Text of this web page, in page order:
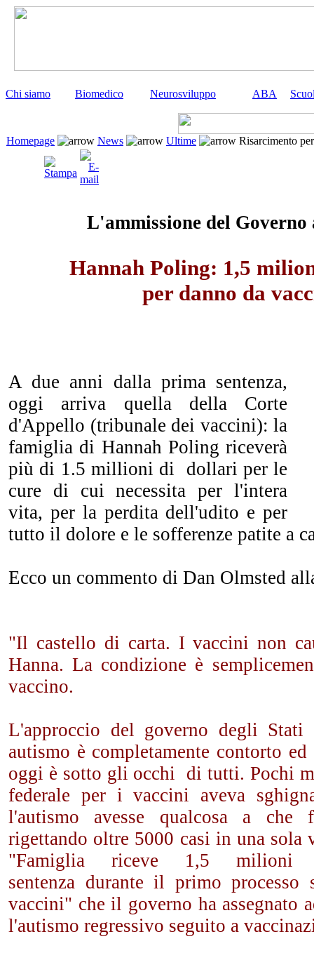
Chi siamo Biomedico Neurosviluppo ABA
Homepage News Ultime Risarcimento
L'ammissione del Governo
Hannah Poling: 1,5
per danno da
A due anni dalla prima sentenza,
oggi arriva quella della Corte
d'Appello (tribunale dei vaccini): la
famiglia di Hannah Poling riceverà
più di 1.5 millioni di dollari per le
cure di cui necessita per l'intera
vita, per la perdita dell'udito e per
tutto il dolore e le sofferenze patite a
Ecco un commento di Dan Olmsted
"Il castello di carta. I vaccini non
Hanna. La condizione è
vaccino.
L'approccio del governo degli
autismo è completamente contorto
oggi è sotto gli occhi di tutti. Pochi
federale per i vaccini aveva
l'autismo avesse qualcosa a
rigettando oltre 5000 casi in una sola
"Famiglia riceve 1,5
sentenza durante il primo processo
vaccini" che il governo ha assegnato
l'autismo regressivo seguito a